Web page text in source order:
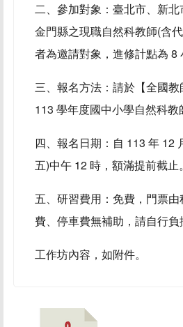
二、參加對象：臺北市、新北
金門縣之現職自然科教師(含
者為邀請對象，進修計點為 8
三、報名方法：請於【全國
113 學年度國中小學自然科教
四、報名日期：自 113 年 12
五)中午 12 時，額滿提前截止。
五、研習費用：免費，門票
費、停車費無補助，請自行負
工作坊內容，如附件。